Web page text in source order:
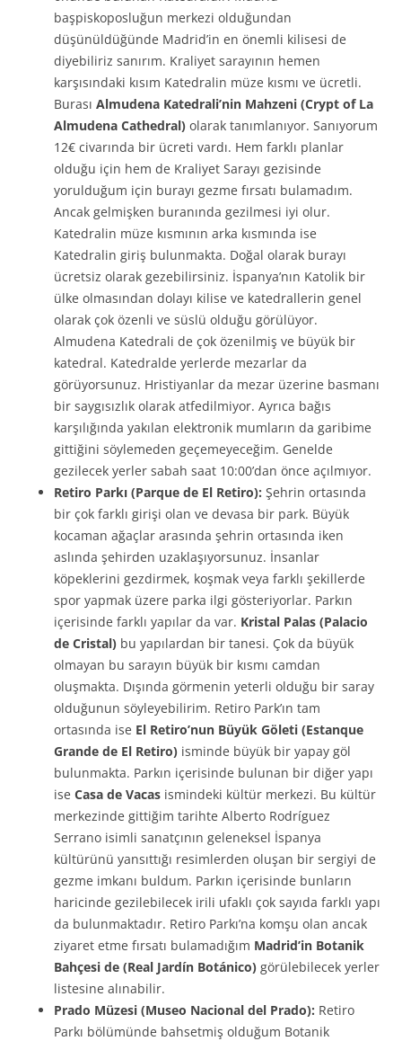
başpiskoposluğun merkezi olduğundan
düşünüldüğünde Madrid’in en önemli kilisesi de
diyebiliriz sanırım. Kraliyet sarayının hemen
karşısındaki kısım Katedralin müze kısmı ve ücretli.
Burası Almudena Katedrali’nin Mahzeni (Crypt of La
Almudena Cathedral) olarak tanımlanıyor. Sanıyorum
12€ civarında bir ücreti vardı. Hem farklı planlar
olduğu için hem de Kraliyet Sarayı gezisinde
yorulduğum için burayı gezme fırsatı bulamadım.
Ancak gelmişken buranında gezilmesi iyi olur.
Katedralin müze kısmının arka kısmında ise
Katedralin giriş bulunmakta. Doğal olarak burayı
ücretsiz olarak gezebilirsiniz. İspanya’nın Katolik bir
ülke olmasından dolayı kilise ve katedrallerin genel
olarak çok özenli ve süslü olduğu görülüyor.
Almudena Katedrali de çok özenilmiş ve büyük bir
katedral. Katedralde yerlerde mezarlar da
görüyorsunuz. Hristiyanlar da mezar üzerine basmanı
bir saygısızlık olarak atfedilmiyor. Ayrıca bağıs
karşılığında yakılan elektronik mumların da garibime
gittiğini söylemeden geçemeyeceğim. Genelde
gezilecek yerler sabah saat 10:00’dan önce açılmıyor.
Retiro Parkı (Parque de El Retiro): Şehrin ortasında
bir çok farklı girişi olan ve devasa bir park. Büyük
kocaman ağaçlar arasında şehrin ortasında iken
aslında şehirden uzaklaşıyorsunuz. İnsanlar
köpeklerini gezdirmek, koşmak veya farklı şekillerde
spor yapmak üzere parka ilgi gösteriyorlar. Parkın
içerisinde farklı yapılar da var. Kristal Palas (Palacio
de Cristal) bu yapılardan bir tanesi. Çok da büyük
olmayan bu sarayın büyük bir kısmı camdan
oluşmakta. Dışında görmenin yeterli olduğu bir saray
olduğunun söyleyebilirim. Retiro Park’ın tam
ortasında ise El Retiro’nun Büyük Göleti (Estanque
Grande de El Retiro) isminde büyük bir yapay göl
bulunmakta. Parkın içerisinde bulunan bir diğer yapı
ise Casa de Vacas ismindeki kültür merkezi. Bu kültür
merkezinde gittiğim tarihte Alberto Rodríguez
Serrano isimli sanatçının geleneksel İspanya
kültürünü yansıttığı resimlerden oluşan bir sergiyi de
gezme imkanı buldum. Parkın içerisinde bunların
haricinde gezilebilecek irili ufaklı çok sayıda farklı yapı
da bulunmaktadır. Retiro Parkı’na komşu olan ancak
ziyaret etme fırsatı bulamadığım Madrid’in Botanik
Bahçesi de (Real Jardín Botánico) görülebilecek yerler
listesine alınabilir.
Prado Müzesi (Museo Nacional del Prado): Retiro
Parkı bölümünde bahsetmiş olduğum Botanik